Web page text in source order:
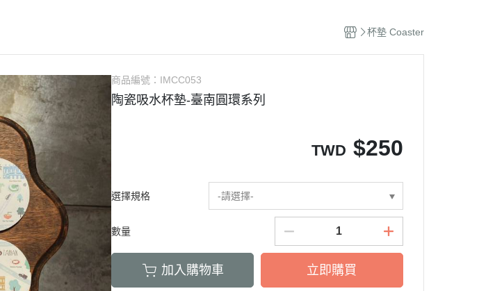
杯墊 Coaster
商品編號： IMCC053
陶瓷吸水杯墊-臺南圓環系列
TWD $250
選擇規格 -請選擇-
數量
加入購物車 立即購買